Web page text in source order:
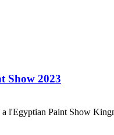
Show 2023
l'Egyptian Paint Show